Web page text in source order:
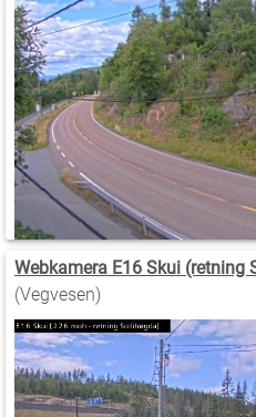
Webkamera E16 Skui
(Vegvesen)